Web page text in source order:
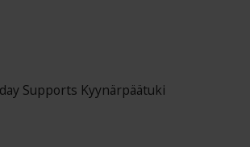
Supports Kyynärpäätuki